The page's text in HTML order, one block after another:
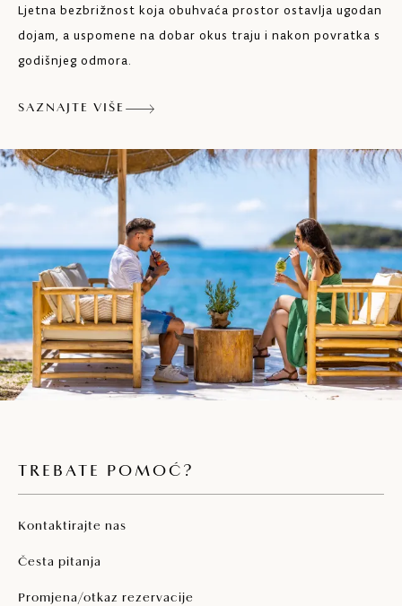
Ljetna bezbrižnost koja obuhvaća prostor ostavlja ugodan
dojam, a uspomene na dobar okus traju i nakon povratka s
godišnjeg odmora.
SAZNAJTE VIŠE
TREBATE POMOĆ?
Kontaktirajte nas
Česta pitanja
Promjena/otkaz rezervacije